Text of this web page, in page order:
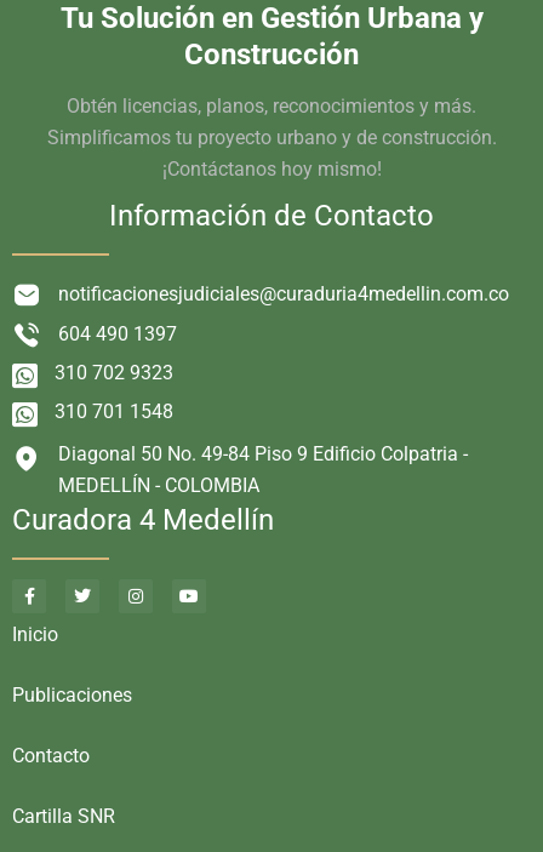
Tu Solución en Gestión Urbana y
Construcción
Obtén licencias, planos, reconocimientos y más.
Simplificamos tu proyecto urbano y de construcción.
¡Contáctanos hoy mismo!
Información de Contacto
notificacionesjudiciales@curaduria4medellin.com.co
604 490 1397
310 702 9323
310 701 1548
Diagonal 50 No. 49-84 Piso 9 Edificio Colpatria -
MEDELLÍN - COLOMBIA
Curadora 4 Medellín
Inicio
Publicaciones
Contacto
Cartilla SNR